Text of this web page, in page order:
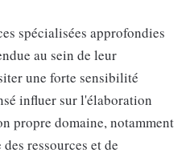
spécialisées approfondies
au sein de leur
une forte sensibilité
influer sur l'élaboration
propre domaine, notamment
ressources et de